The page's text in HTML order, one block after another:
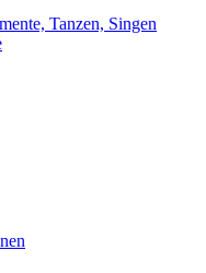
Tanzen, Singen